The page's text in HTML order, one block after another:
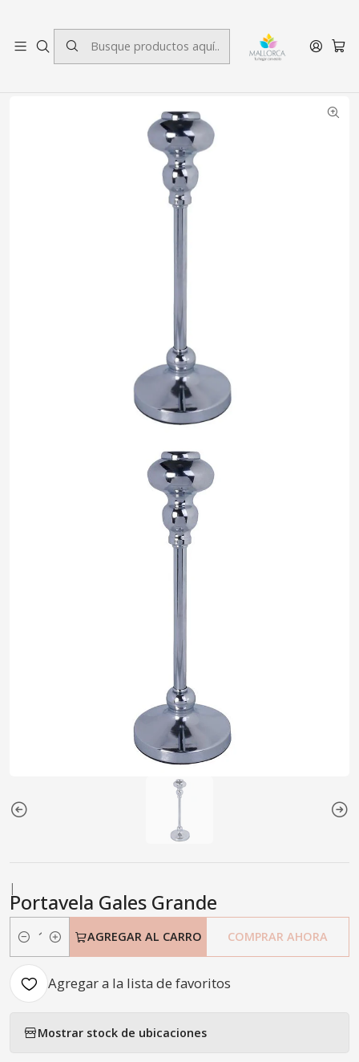
Inicio Decoración Portavelas Portavela Gales Grande
|
Portavela Gales Grande
Cantidad
AGREGAR AL CARRO COMPRAR AHORA
Agregar a la lista de favoritos
Mostrar stock de ubicaciones